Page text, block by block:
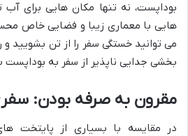
بوداپست، نه تنها مکان هایی برای
هایی با معماری زیبا و فضایی خاص
می توانید خستگی سفر را از تن بشویید و
بخشی جدایی ناپذیر از سفر به بوداپست
مقرون به صرفه بودن:
در مقایسه با بسیاری از پایتخت